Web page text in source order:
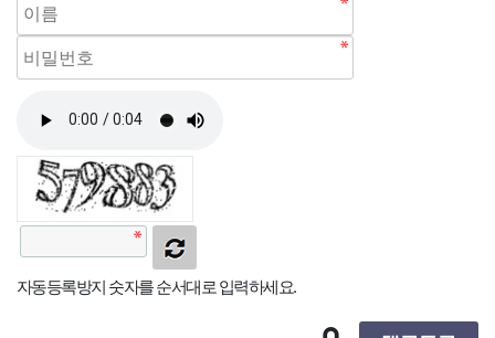
자동등록방지 숫자를 순서대로 입력하세요.